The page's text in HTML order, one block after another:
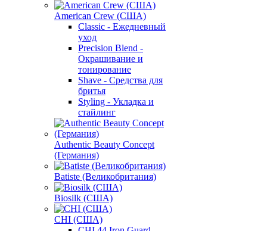
American Crew (США)
Classic - Ежедневный
уход
Precision Blend -
Окрашивание и
тонирование
Shave - Средства для
бритья
Styling - Укладка и
стайлинг
Authentic Beauty Concept
(Германия)
Batiste (Великобритания)
Biosilk (США)
CHI (США)